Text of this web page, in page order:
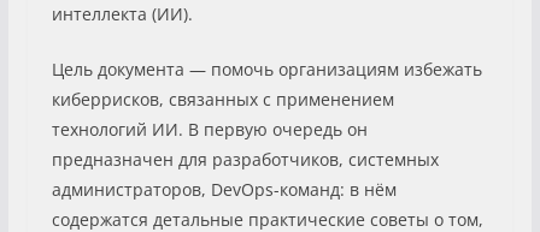
интеллекта (ИИ).
Цель документа — помочь организациям избежать
киберрисков, связанных с применением
технологий ИИ. В первую очередь он
предназначен для разработчиков, системных
администраторов, DevOps-команд: в нём
содержатся детальные практические советы о том,